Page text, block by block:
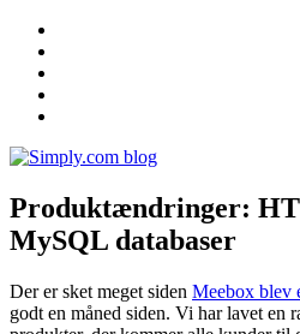
Produktændringer:
MySQL databaser
Der er sket meget siden Meebox blev
godt en måned siden. Vi har lavet en